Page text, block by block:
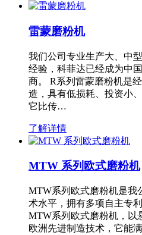
雷蒙磨粉机
我们公司专业生产大、中
经验，科菲达已经成为中
商。 R系列雷蒙磨粉机是
造，具有低损耗、投资小
它比传…
了解详情
MTW 系列欧式磨粉机
MTW系列欧式磨粉机是我
术水平，拥有多项自主专
MTW系列欧式磨粉机，以
欧洲先进制造技术，它能